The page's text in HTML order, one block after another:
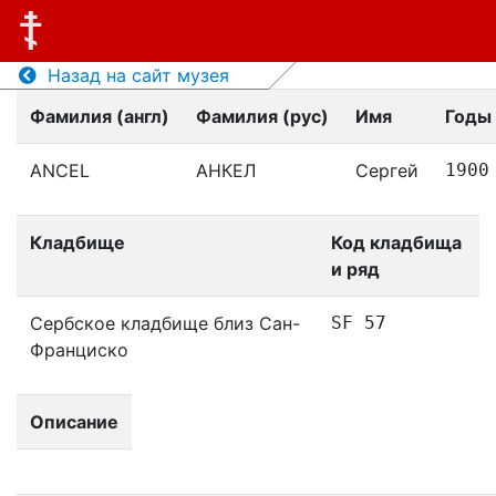
Назад на сайт музея
Фамилия (англ)
Фамилия (рус) Имя Годы
ANCEL АНКЕЛ Сергей 1900
Кладбище
Код кладбища
и ряд
Сербское кладбище близ Сан-
Франциско
SF 57
Описание